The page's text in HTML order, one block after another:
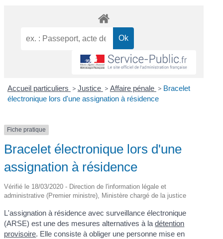
Accueil particuliers > Justice > Affaire pénale > Bracelet
électronique lors d'une assignation à résidence
Fiche pratique
Bracelet électronique lors d'une
assignation à résidence
Vérifié le 18/03/2020 - Direction de l'information légale et
administrative (Premier ministre), Ministère chargé de la justice
L'assignation à résidence avec surveillance électronique
(ARSE) est une des mesures alternatives à ladétention
provisoire. Elle consiste à obliger une personne mise en